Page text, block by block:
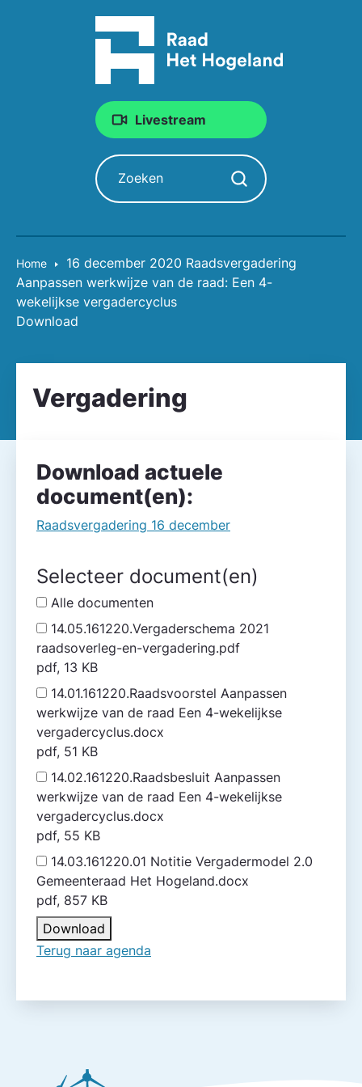
Livestream
Zoeken
Zoekopdracht starten
Home
16 december 2020 Raadsvergadering
Aanpassen werkwijze van de raad: Een 4-
wekelijkse vergadercyclus
Download
Vergadering
Download actuele
document(en):
Raadsvergadering 16 december
Selecteer document(en)
Alle documenten
14.05.161220.Vergaderschema 2021
raadsoverleg-en-vergadering.pdf
pdf, 13 KB
14.01.161220.Raadsvoorstel Aanpassen
werkwijze van de raad Een 4-wekelijkse
vergadercyclus.docx
pdf, 51 KB
14.02.161220.Raadsbesluit Aanpassen
werkwijze van de raad Een 4-wekelijkse
vergadercyclus.docx
pdf, 55 KB
14.03.161220.01 Notitie Vergadermodel 2.0
Gemeente­raad Het Hogeland.docx
pdf, 857 KB
Download
Terug naar agenda